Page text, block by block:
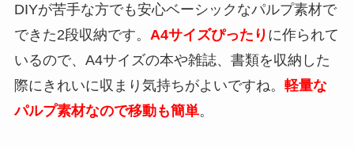
DIYが苦手な方でも安心ベーシックなパルプ素材で
できた2段収納です。 A4サイズぴったり に作られて
いるので、A4サイズの本や雑誌、書類を収納した
際にきれいに収まり気持ちがよいですね。 軽量な
パルプ素材なので移動も簡単。